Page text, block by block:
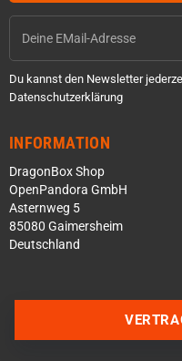
Du kannst den Newsletter
Datenschutzerklärung
INFORMATION
DragonBox Shop
OpenPandora GmbH
Asternweg 5
85080 Gaimersheim
Deutschland